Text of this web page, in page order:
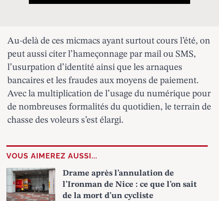
Au-delà de ces micmacs ayant surtout cours l’été, on
peut aussi citer l’hameçonnage par mail ou SMS,
l’usurpation d’identité ainsi que les arnaques
bancaires et les fraudes aux moyens de paiement.
Avec la multiplication de l’usage du numérique pour
de nombreuses formalités du quotidien, le terrain de
chasse des voleurs s’est élargi.
VOUS AIMEREZ AUSSI...
Drame après l’annulation de
l’Ironman de Nice : ce que l’on sait
de la mort d’un cycliste